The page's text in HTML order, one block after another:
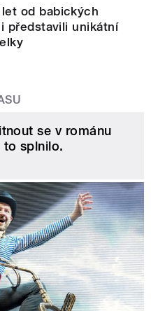
od babických
představili unikátní
se v románu
to splnilo.